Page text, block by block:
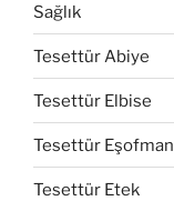
Sağlık
Tesettür Abiye
Tesettür Elbise
Tesettür Eşofman
Tesettür Etek